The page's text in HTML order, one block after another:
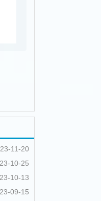
11-20
10-25
10-13
09-15